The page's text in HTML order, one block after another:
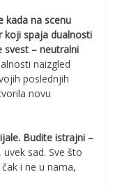
kada na scenu
spaja dualnosti
– neutralni
naizgled
poslednjih
novu
Budite istrajni –
sad. Sve što
i ne u nama,